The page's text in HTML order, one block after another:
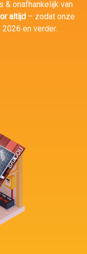
& onafhankelijk van
altijd – zodat onze
en verder.